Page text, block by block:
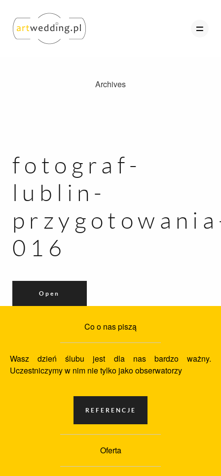
Kontakt
Strefa Klienta
Archives
fotograf-
lublin-
016
Open
Co o nas piszą
Wasz dzień ślubu jest dla nas bardzo ważny.
Uczestniczymy w nim nie tylko jako obserwatorzy
Oferta